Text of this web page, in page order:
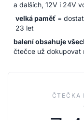
a dalších, 12V i 24V
velká paměť=
23 let
balení obsahuje
čtečce už dokupovat
ČTEČKA